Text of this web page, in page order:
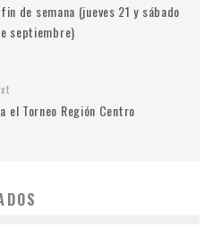
de semana (jueves 21 y sábado
septiembre)
el Torneo Región Centro